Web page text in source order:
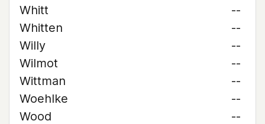
Whitt
--
Whitten
--
Willy
--
Wilmot
--
Wittman
--
Woehlke
--
Wood
--